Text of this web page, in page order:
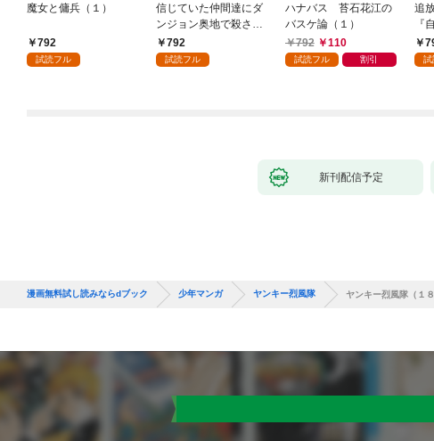
魔女と傭兵（１）
792
試読フル
信じていた仲間達にダ
ンジョン奥地で殺され
かけたがギフト『無限
ガチャ』でレベル９９
792
試読フル
ハナバス 苔石花江の
バスケ論（１）
792
110
試読フル 割引
追
『
領
強試
新刊配信予定
漫画無料試し読みならdブック 少年マンガ ヤンキー烈風隊 ヤンキー烈風隊（１８